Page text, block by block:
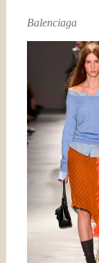
Balenciaga